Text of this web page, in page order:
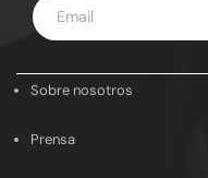
Introduce
tu
Sobre nosotros
Prensa